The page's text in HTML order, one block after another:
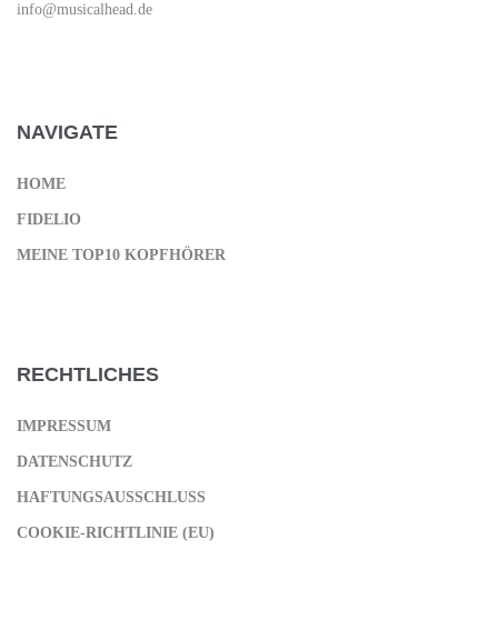
info@musicalhead.de
NAVIGATE
HOME
FIDELIO
MEINE TOP10 KOPFHÖRER
RECHTLICHES
IMPRESSUM
DATENSCHUTZ
HAFTUNGSAUSSCHLUSS
COOKIE-RICHTLINIE (EU)